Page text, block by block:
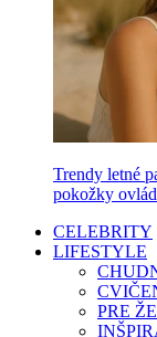
Trendy letné
pokožky
CELEBRITY
LIFESTYLE
PRE